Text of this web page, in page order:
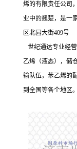
烯的有限责任公司
业中的翘楚，是一
区北园大街409号
世纪通达专业经
乙烯（液态），储
输队伍，苯乙烯的
到全国等各个地区。